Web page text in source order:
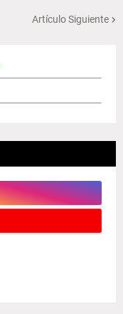
Artículo Siguiente